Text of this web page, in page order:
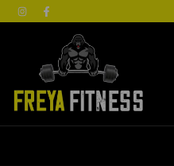
Retiro gratis en nuestro local